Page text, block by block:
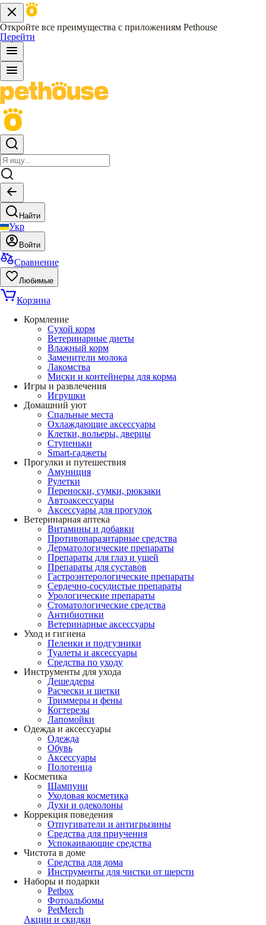
Откройте все преимущества с приложениям Pethouse
Перейти
Найти
Укр
Войти
Сравнение
Любимые
Корзина
Кормление
Сухой корм
Ветеринарные диеты
Влажный корм
Заменители молока
Лакомства
Миски и контейнеры для корма
Игры и развлечения
Игрушки
Домашний уют
Спальные места
Охлаждающие аксессуары
Клетки, вольеры, дверцы
Ступеньки
Smart-гаджеты
Прогулки и путешествия
Амуниция
Рулетки
Переноски, сумки, рюкзаки
Автоаксессуары
Аксессуары для прогулок
Ветеринарная аптека
Витамины и добавки
Противопаразитарные средства
Дерматологические препараты
Препараты для глаз и ушей
Препараты для суставов
Гастроэнтерологические препараты
Сердечно-сосудистые препараты
Урологические препараты
Стоматологические средства
Антибиотики
Ветеринарные аксессуары
Уход и гигиена
Пеленки и подгузники
Туалеты и аксессуары
Средства по уходу
Инструменты для ухода
Дешеддеры
Расчески и щетки
Триммеры и фены
Когтерезы
Лапомойки
Одежда и аксессуары
Одежда
Обувь
Аксессуары
Полотенца
Косметика
Шампуни
Уходовая косметика
Духи и одеколоны
Коррекция поведения
Отпугиватели и антигрызины
Средства для приучения
Успокаивающие средства
Чистота в доме
Средства для дома
Инструменты для чистки от шерсти
Наборы и подарки
Petbox
Фотоальбомы
PetMerch
Акции и скидки